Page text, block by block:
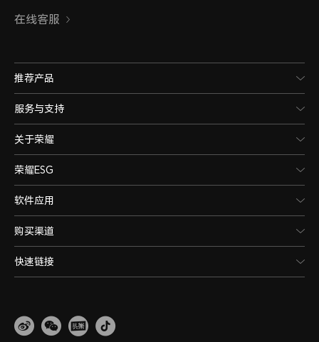
在线客服
推荐产品
服务与支持
关于荣耀
荣耀ESG
软件应用
购买渠道
快速链接